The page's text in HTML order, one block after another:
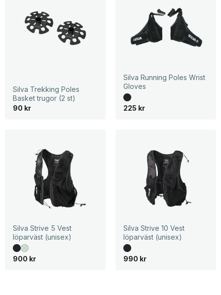
Silva Trekking Poles
Basket trugor (2 st)
90 kr
Silva Running Poles Wrist
Gloves
225 kr
Silva Strive 5 Vest
löparväst (unisex)
900 kr
Silva Strive 10 Vest
löparväst (unisex)
990 kr